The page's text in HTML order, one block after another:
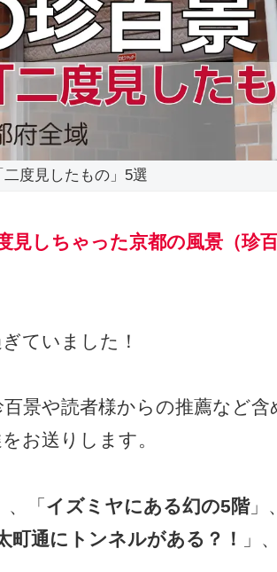
度見したもの」5選
見しちゃった京都の風景（珍百
ていました！
景や読者様からの推薦など含
お送りします。
、「 イズミヤにある幻の5階」
町通にトンネルがある？！
」